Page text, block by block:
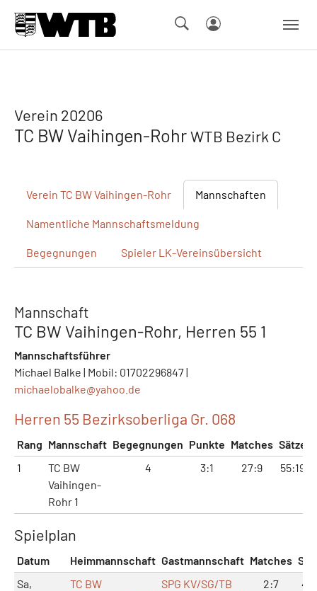
Verein 20206
TC BW Vaihingen-RohrWTB Bezirk C
Verein TC BW Vaihingen-Rohr Mannschaften
Namentliche Mannschaftsmeldung
Begegnungen Spieler LK-Vereinsübersicht
Mannschaft
TC BW Vaihingen-Rohr, Herren 55 1
Mannschaftsführer
Michael Balke | Mobil: 01702296847 |
michaelobalke@yahoo.de
Herren 55 Bezirksoberliga Gr. 068
Rang Mannschaft Begegnungen Punkte Matches Sätze
1
TC BW
Vaihingen-
Rohr 1
4 3:1 27:9 55:19
Spielplan
Datum Heimmannschaft Gastmannschaft Matches
Sa,
TC BW
SPG KV/SG/TB
2:7